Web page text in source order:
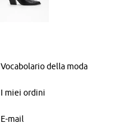
Vocabolario della moda
I miei ordini
E-mail